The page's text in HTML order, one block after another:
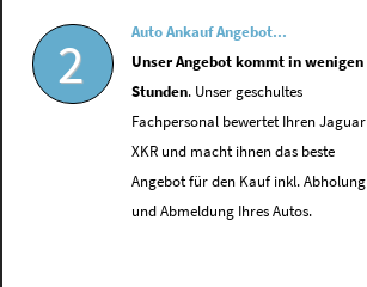
2
Auto Ankauf Angebot...
Unser Angebot kommt in wenigen
Stunden. Unser geschultes
Fachpersonal bewertet Ihren Jaguar
XKR und macht ihnen das beste
Angebot für den Kauf inkl. Abholung
und Abmeldung Ihres Autos.